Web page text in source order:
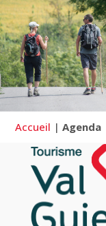
Accueil |Agenda